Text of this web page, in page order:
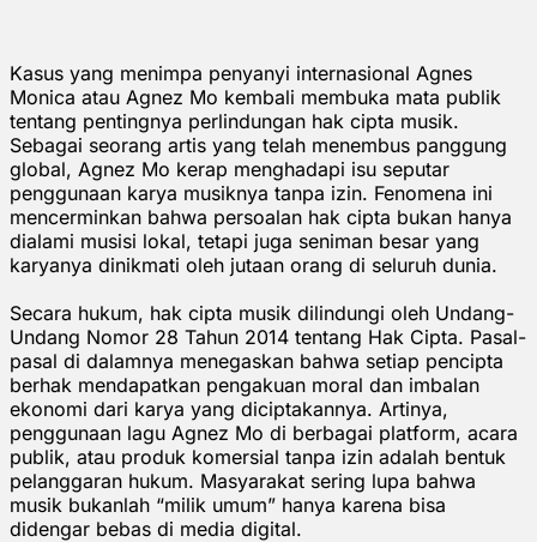
Kasus yang menimpa penyanyi internasional Agnes
Monica atau Agnez Mo kembali membuka mata publik
tentang pentingnya perlindungan hak cipta musik.
Sebagai seorang artis yang telah menembus panggung
global, Agnez Mo kerap menghadapi isu seputar
penggunaan karya musiknya tanpa izin. Fenomena ini
mencerminkan bahwa persoalan hak cipta bukan hanya
dialami musisi lokal, tetapi juga seniman besar yang
karyanya dinikmati oleh jutaan orang di seluruh dunia.
Secara hukum, hak cipta musik dilindungi oleh Undang-
Undang Nomor 28 Tahun 2014 tentang Hak Cipta. Pasal-
pasal di dalamnya menegaskan bahwa setiap pencipta
berhak mendapatkan pengakuan moral dan imbalan
ekonomi dari karya yang diciptakannya. Artinya,
penggunaan lagu Agnez Mo di berbagai platform, acara
publik, atau produk komersial tanpa izin adalah bentuk
pelanggaran hukum. Masyarakat sering lupa bahwa
musik bukanlah “milik umum” hanya karena bisa
didengar bebas di media digital.